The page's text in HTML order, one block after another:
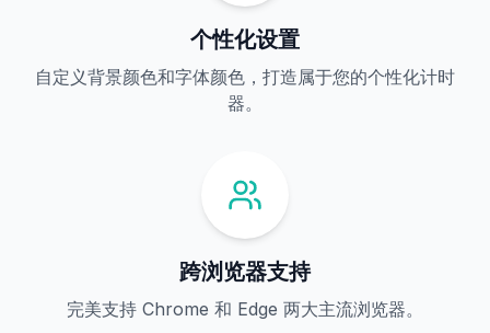
个性化设置
自定义背景颜色和字体颜色，打造属于您的个性化计时
器。
跨浏览器支持
完美支持 Chrome 和 Edge 两大主流浏览器。